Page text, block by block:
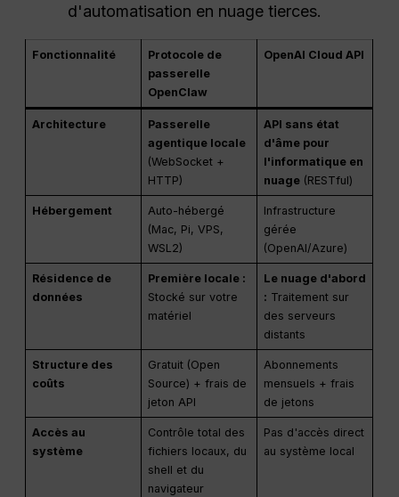
d'automatisation en nuage tierces.
Fonctionnalité
Protocole de
passerelle
OpenClaw
OpenAI Cloud API
Architecture
Passerelle
agentique locale
(WebSocket +
HTTP)
API sans état
d'âme pour
l'informatique en
nuage(RESTful)
Hébergement
Auto-hébergé
(Mac, Pi, VPS,
WSL2)
Infrastructure
gérée
(OpenAI/Azure)
Résidence de
données
Première locale :
Stocké sur votre
matériel
Le nuage d'abord
: Traitement sur
des serveurs
distants
Structure des
coûts
Gratuit (Open
Source) + frais de
jeton API
Abonnements
mensuels + frais
de jetons
Accès au
système
Contrôle total des
fichiers locaux, du
shell et du
navigateur
Pas d'accès direct
au système local